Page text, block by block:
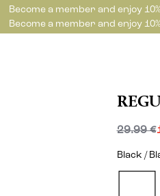
Become a member and enjoy
Become a member and enjoy
29.99 €
Black /